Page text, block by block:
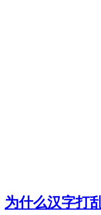
为什么汉字打